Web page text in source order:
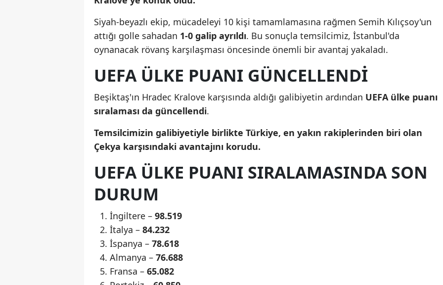
Bartın
Ardahan
Yalova
Karabük
Siyah-beyazlı ekip, mücadeleyi 10 kişi tamamlamasına rağmen Semih Kılıçsoy'un
attığı golle sahadan 1-0 galip ayrıldı. Bu sonuçla temsilcimiz, İstanbul'da
oynanacak rövanş karşılaşması öncesinde önemli bir avantaj yakaladı.
UEFA ÜLKE PUANI GÜNCELLENDİ
Beşiktaş'ın Hradec Kralove karşısında aldığı galibiyetin ardından UEFA ülke puanı
sıralaması da güncellendi.
Temsilcimizin galibiyetiyle birlikte Türkiye, en yakın rakiplerinden biri olan
Çekya karşısındaki avantajını korudu.
UEFA ÜLKE PUANI SIRALAMASINDA SON
DURUM
İngiltere – 98.519
İtalya – 84.232
İspanya – 78.618
Almanya – 76.688
Fransa – 65.082